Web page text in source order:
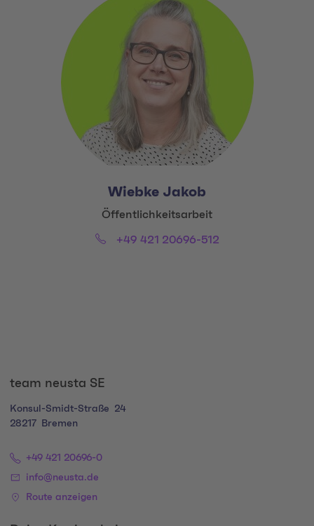
Wiebke Jakob
Title:
Öffentlichkeitsarbeit
Email:
Phone:+49 421 20696-512
team neusta SE
Konsul-Smidt-Straße
24
28217
Bremen
+49 421 20696-0
info@neusta.de
Route anzeigen